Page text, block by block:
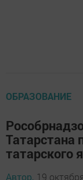
ОБРАЗОВАНИЕ
Татарстана
татарского
Автор, 19